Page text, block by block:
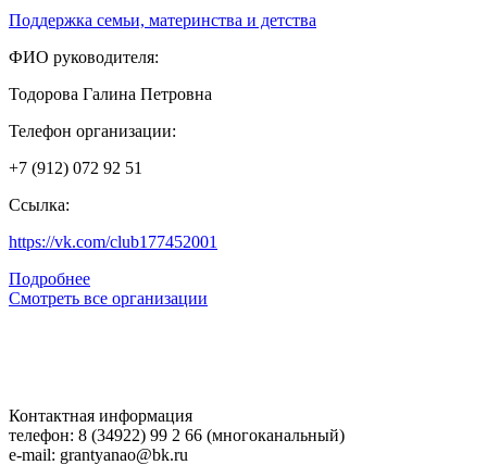
Поддержка семьи, материнства и детства
ФИО руководителя:
Тодорова Галина Петровна
Телефон организации:
+7 (912) 072 92 51
Ссылка:
https://vk.com/club177452001
Подробнее
Смотреть все организации
Контактная информация
телефон: 8 (34922) 99 2 66 (многоканальный)
e-mail: grantyanao@bk.ru